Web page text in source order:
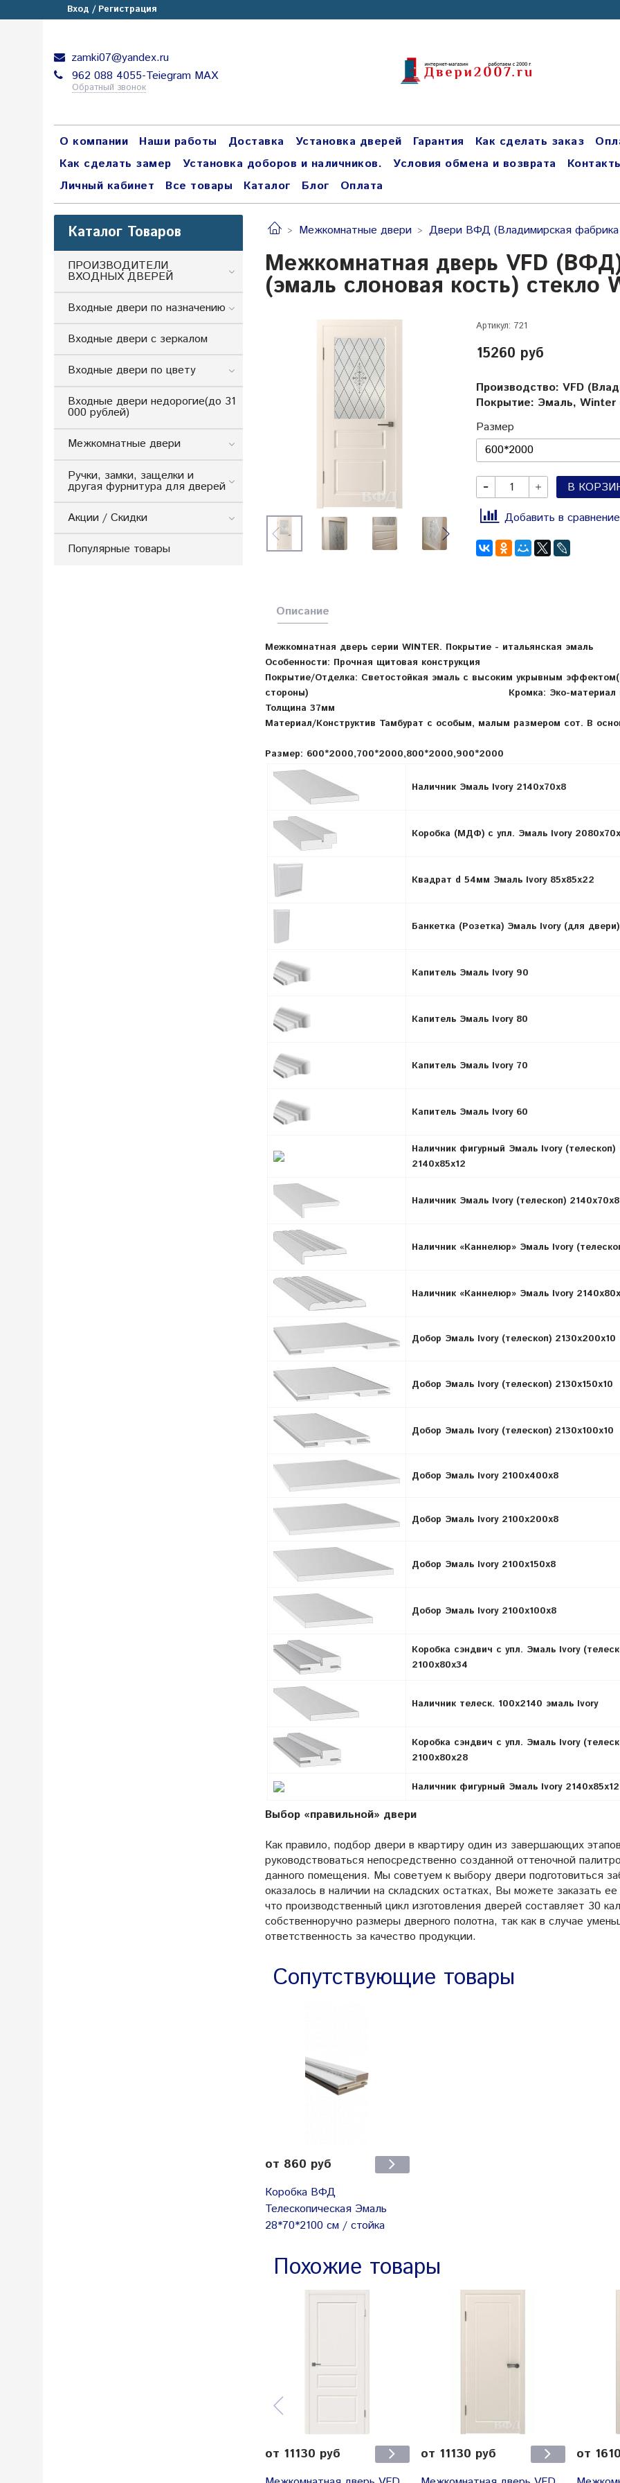
Вход / Регистрация
zamki07@yandex.ru
962 088 4055-Teiegram МАХ
Обратный звонок
О компании Наши работы Доставка Установка дверей Гарантия Как сделать заказ
Как сделать замер
Установка доборов и наличников. Условия обмена и возврата
Личный кабинет
Все товары Каталог Блог Оплата
Межкомнатные двери Двери ВФД (Владимирская
Межкомнатная дверь VFD
(эмаль слоновая кость) стекло
Артикул: 721
15260 руб
Производство: VFD
Покрытие: Эмаль, Winter
Размер
В
Добавить в сравнение
Описание
Межкомнатная дверь серии WINTER. Покрытие - итальянская эмаль
Особенности: Прочная щитовая конструкция
Покрытие/Отделка: Светостойкая эмаль с высоким укрывным
стороны) Кромка: Эко-материал
Толщина 37мм
Материал/Конструктив Тамбурат с особым, малым размером сот. В
Размер: 600*2000,700*2000,800*2000,900*2000
Наличник Эмаль Ivory 2140x70x8
Коробка (МДФ) с упл. Эмаль Ivory
Квадрат d 54мм Эмаль Ivory 85х85х22
Банкетка (Розетка) Эмаль Ivory (для двери)
Капитель Эмаль Ivory 90
Капитель Эмаль Ivory 80
Капитель Эмаль Ivory 70
Капитель Эмаль Ivory 60
Наличник фигурный Эмаль Ivory (телескоп)
2140х85х12
Наличник Эмаль Ivory (телескоп) 2140x70x8
Наличник «Каннелюр» Эмаль Ivory
Наличник «Каннелюр» Эмаль Ivory
Добор Эмаль Ivory (телескоп) 2130х200х10
Добор Эмаль Ivory (телескоп) 2130х150х10
Добор Эмаль Ivory (телескоп) 2130х100х10
Добор Эмаль Ivory 2100х400х8
Добор Эмаль Ivory 2100х200х8
Добор Эмаль Ivory 2100х150х8
Добор Эмаль Ivory 2100х100х8
Коробка сэндвич с упл. Эмаль Ivory
2100х80х34
Наличник телеск. 100х2140 эмаль Ivory
Коробка сэндвич с упл. Эмаль Ivory
2100х80х28
Наличник фигурный Эмаль Ivory 2140х85х12
Выбор «правильной» двери
Как правило, подбор двери в квартиру один из завершающих
руководствоваться непосредственно созданной оттеночной
данного помещения. Мы советуем к выбору двери подготовиться
оказалось в наличии на складских остатках, Вы можете заказать
что производственный цикл изготовления дверей составляет 30
собственноручно размеры дверного полотна, так как в случае
ответственность за качество продукции.
Сопутствующие товары
от 860 руб
Коробка ВФД
Телескопическая Эмаль
28*70*2100 см / стойка
Похожие товары
от 11130 руб от 11130 руб от
Каталог Товаров
ПРОИЗВОДИТЕЛИ
ВХОДНЫХ ДВЕРЕЙ
Входные двери по назначению
Входные двери с зеркалом
Входные двери по цвету
Входные двери недорогие(до 31
000 рублей)
Межкомнатные двери
Ручки, замки, защелки и
другая фурнитура для дверей
Акции / Скидки
Популярные товары